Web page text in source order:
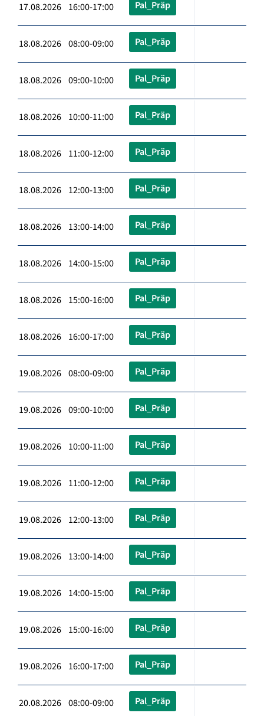
17.08.2026 16:00-17:00 Pal_Präp
18.08.2026 08:00-09:00 Pal_Präp
18.08.2026 09:00-10:00 Pal_Präp
18.08.2026 10:00-11:00 Pal_Präp
18.08.2026 11:00-12:00 Pal_Präp
18.08.2026 12:00-13:00 Pal_Präp
18.08.2026 13:00-14:00 Pal_Präp
18.08.2026 14:00-15:00 Pal_Präp
18.08.2026 15:00-16:00 Pal_Präp
18.08.2026 16:00-17:00 Pal_Präp
19.08.2026 08:00-09:00 Pal_Präp
19.08.2026 09:00-10:00 Pal_Präp
19.08.2026 10:00-11:00 Pal_Präp
19.08.2026 11:00-12:00 Pal_Präp
19.08.2026 12:00-13:00 Pal_Präp
19.08.2026 13:00-14:00 Pal_Präp
19.08.2026 14:00-15:00 Pal_Präp
19.08.2026 15:00-16:00 Pal_Präp
19.08.2026 16:00-17:00 Pal_Präp
20.08.2026 08:00-09:00 Pal_Präp